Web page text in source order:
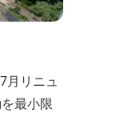
月リニュ
最小限